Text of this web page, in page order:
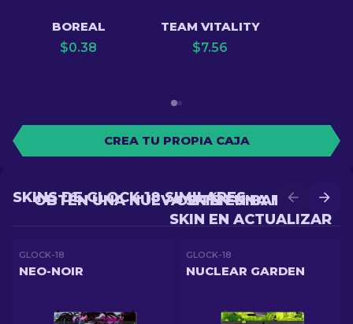
BOREAL
$0.38
TEAM VITALITY
$7.56
CREA TU PROPIA CAJA
OBTÉN UNA MEJOR
SKIN EN ACTUALIZAR
OBTÉN UNA NUEVA SKIN EN BATALLA
SKINS DE GLOCK-18 SIMILARES
GLOCK-18
NEO-NOIR
GLOCK-18
NUCLEAR GARDEN